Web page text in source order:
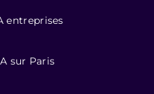
entreprises
sur Paris